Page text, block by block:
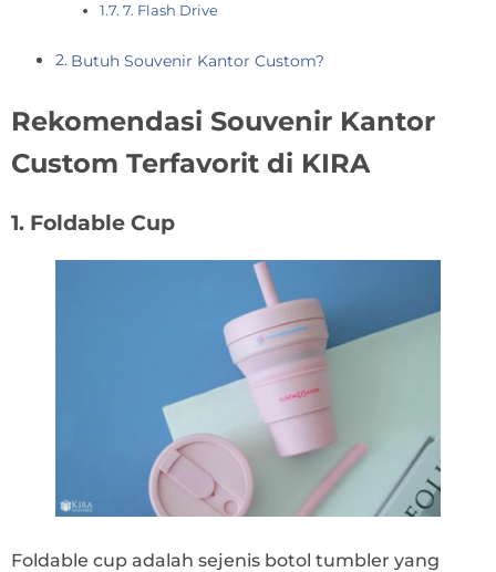
7. Flash Drive
Butuh Souvenir Kantor Custom?
Rekomendasi Souvenir Kantor
Custom Terfavorit di KIRA
1. Foldable Cup
Foldable cup adalah sejenis botol tumbler yang